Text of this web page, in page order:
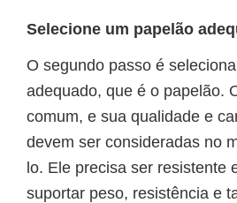
Selecione um papelão
O segundo passo é
adequado, que é o papelão.
comum, e sua qualidade e
devem ser consideradas no
lo. Ele precisa ser resistente
suportar peso, resistência e